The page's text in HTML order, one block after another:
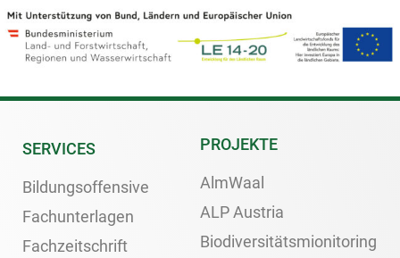
SERVICES
Bildungsoffensive
Fachunterlagen
Fachzeitschrift
PROJEKTE
AlmWaal
ALP Austria
Biodiversitätsmionitoring